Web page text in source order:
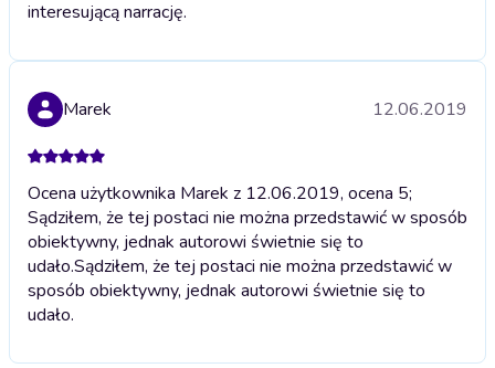
interesującą narrację.
Marek 12.06.2019
Ocena użytkownika Marek z 12.06.2019, ocena 5;
Sądziłem, że tej postaci nie można przedstawić w sposób
obiektywny, jednak autorowi świetnie się to
udało.Sądziłem, że tej postaci nie można przedstawić w
sposób obiektywny, jednak autorowi świetnie się to
udało.